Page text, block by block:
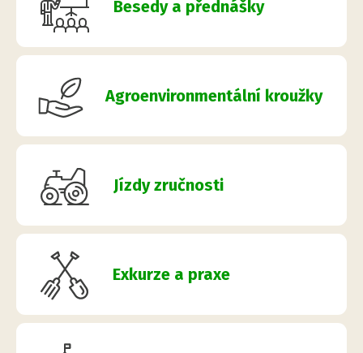
Besedy a přednášky
Agroenvironmentální kroužky
Jízdy zručnosti
Exkurze a praxe